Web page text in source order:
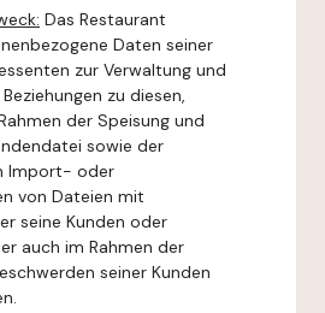
Das Restaurant
Daten seiner
zur Verwaltung und
zu diesen,
der Speisung und
sowie der
Import- oder
von Dateien mit
seine Kunden oder
auch im Rahmen der
seiner Kunden